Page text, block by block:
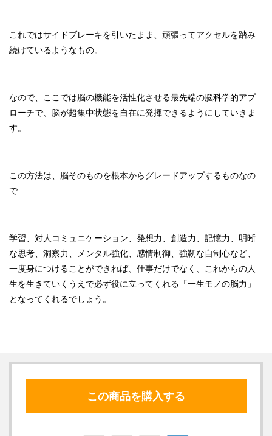
これではサイドブレーキを引いたまま、頑張ってアクセルを踏み
続けているようなもの。
なので、ここでは脳の機能を活性化させる最先端の脳科学的アプ
ローチで、脳が超集中状態を自在に発揮できるようにしていきま
す。
この方法は、脳そのものを根本からグレードアップするものなの
で
学習、対人コミュニケーション、発想力、創造力、記憶力、明晰
な思考、洞察力、メンタル強化、感情制御、強靭な自制心など、
一度身につけることができれば、仕事だけでなく、これからの人
生を生きていくうえで必ず役に立ってくれる「一生モノの脳力」
となってくれるでしょう。
この商品を購入する